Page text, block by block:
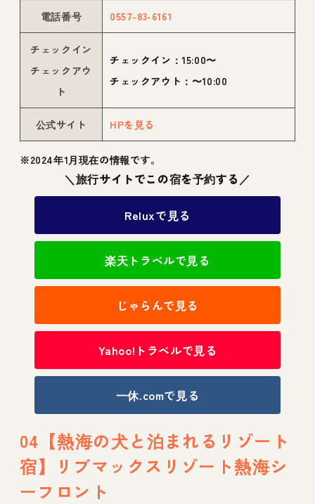
電話番号 0557-83-6161
チェックイン
チェックアウ
ト
チェックイン：15:00〜
チェックアウト：〜10:00
公式サイト HPを見る
※2024年1月現在の情報です。
＼旅行サイトでこの宿を予約する／
Reluxで見る
楽天トラベルで見る
じゃらんで見る
Yahoo!トラベルで見る
一休.comで見る
04【熱海の犬と泊まれるリゾート
宿】リブマックスリゾート熱海シ
ーフロント